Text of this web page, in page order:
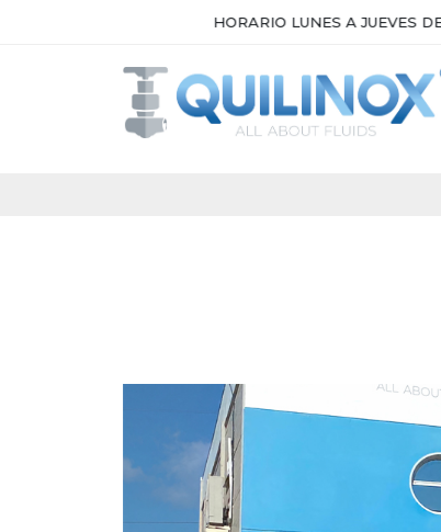
HORARIO LUNES A JUEVES DE 8:30H A